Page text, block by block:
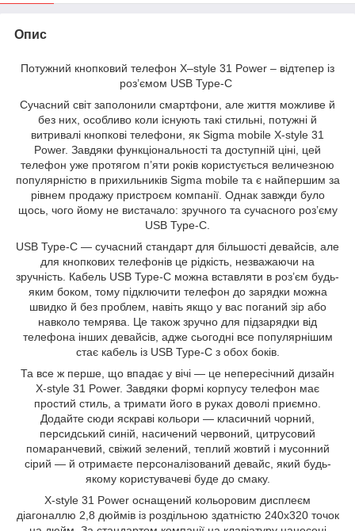
Опис
Потужний кнопковий телефон X–style 31 Power – відтепер із
роз’ємом USB Type-C
Сучасний світ заполонили смартфони, але життя можливе й
без них, особливо коли існують такі стильні, потужні й
витривалі кнопкові телефони, як Sigma mobile X-style 31
Power. Завдяки функціональності та доступній ціні, цей
телефон уже протягом п’яти років користується величезною
популярністю в прихильників Sigma mobile та є найпершим за
рівнем продажу пристроєм компанії. Однак завжди було
щось, чого йому не вистачало: зручного та сучасного роз’єму
USB Type-C.
USB Type-C — сучасний стандарт для більшості девайсів, але
для кнопкових телефонів це рідкість, незважаючи на
зручність. Кабель USB Type-C можна вставляти в роз’єм будь-
яким боком, тому підключити телефон до зарядки можна
швидко й без проблем, навіть якщо у вас поганий зір або
навколо темрява. Це також зручно для підзарядки від
телефона інших девайсів, адже сьогодні все популярнішим
стає кабель із USB Type-C з обох боків.
Та все ж перше, що впадає у вічі — це непересічний дизайн
X-style 31 Power. Завдяки формі корпусу телефон має
простий стиль, а тримати його в руках доволі приємно.
Додайте сюди яскраві кольори — класичний чорний,
персидський синій, насичений червоний, цитрусовий
помаранчевий, свіжий зелений, теплий жовтий і мусонний
сірий — й отримаєте персоналізований девайс, який будь-
якому користувачеві буде до смаку.
X-style 31 Power оснащений кольоровим дисплеєм
діагоналлю 2,8 дюймів із роздільною здатністю 240х320 точок